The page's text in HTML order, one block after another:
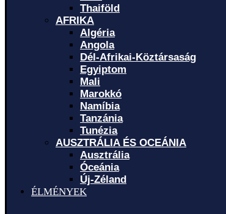
Thaiföld
AFRIKA
Algéria
Angola
Dél-Afrikai-Köztársaság
Egyiptom
Mali
Marokkó
Namíbia
Tanzánia
Tunézia
AUSZTRÁLIA ÉS OCEÁNIA
Ausztrália
Óceánia
Új-Zéland
ÉLMÉNYEK